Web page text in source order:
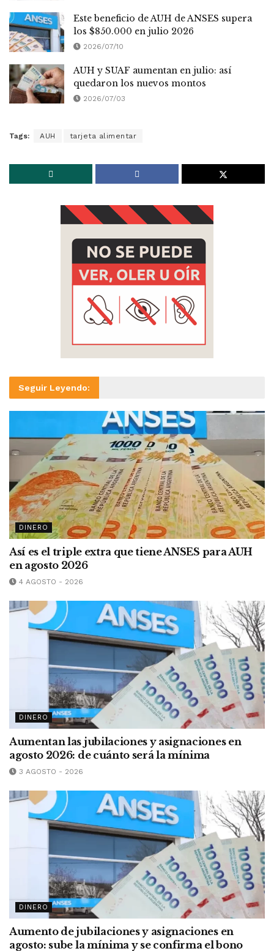
Este beneficio de AUH de ANSES supera
los $850.000 en julio 2026
2026/07/10
AUH y SUAF aumentan en julio: así
quedaron los nuevos montos
2026/07/03
Tags: AUH tarjeta alimentar
Seguir Leyendo:
DINERO
Así es el triple extra que tiene ANSES para AUH
en agosto 2026
4 AGOSTO - 2026
DINERO
Aumentan las jubilaciones y asignaciones en
agosto 2026: de cuánto será la mínima
3 AGOSTO - 2026
DINERO
Aumento de jubilaciones y asignaciones en
agosto: sube la mínima y se confirma el bono